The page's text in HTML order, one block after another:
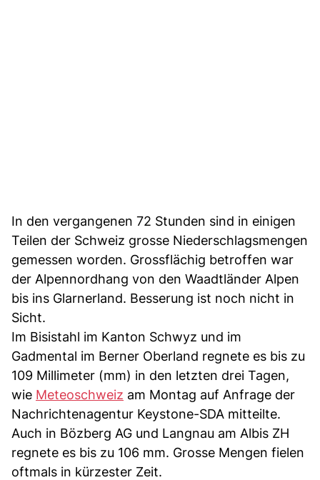
In den vergangenen 72 Stunden sind in einigen
Teilen der Schweiz grosse Niederschlagsmengen
gemessen worden. Grossflächig betroffen war
der Alpennordhang von den Waadtländer Alpen
bis ins Glarnerland. Besserung ist noch nicht in
Sicht.
Im Bisistahl im Kanton Schwyz und im
Gadmental im Berner Oberland regnete es bis zu
109 Millimeter (mm) in den letzten drei Tagen,
wie Meteoschweiz am Montag auf Anfrage der
Nachrichtenagentur Keystone-SDA mitteilte.
Auch in Bözberg AG und Langnau am Albis ZH
regnete es bis zu 106 mm. Grosse Mengen fielen
oftmals in kürzester Zeit.